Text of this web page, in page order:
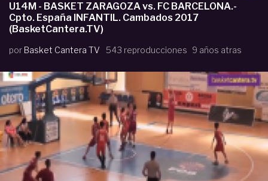
U14M - BASKET ZARAGOZA vs. FC BARCELONA.-
Cpto. España INFANTIL. Cambados 2017
(BasketCantera.TV)
por Basket Cantera TV 543 reproducciones 9 años atras